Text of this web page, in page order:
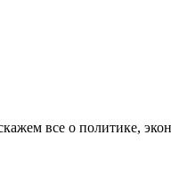
все о политике,